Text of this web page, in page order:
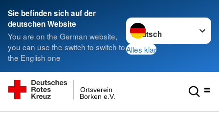
Sie befinden sich auf der
deutschen Website
You are on the German website,
you can use the switch to switch to
the English one
Sprache wechseln zu
Alles klar
Borken e.V.
Ortsverein